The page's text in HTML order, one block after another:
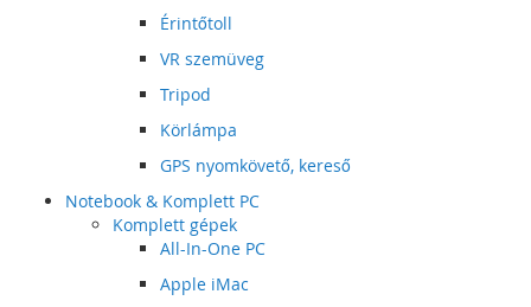
Érintőtoll
VR szemüveg
Tripod
Körlámpa
GPS nyomkövető, kereső
Notebook & Komplett PC
Komplett gépek
All-In-One PC
Apple iMac